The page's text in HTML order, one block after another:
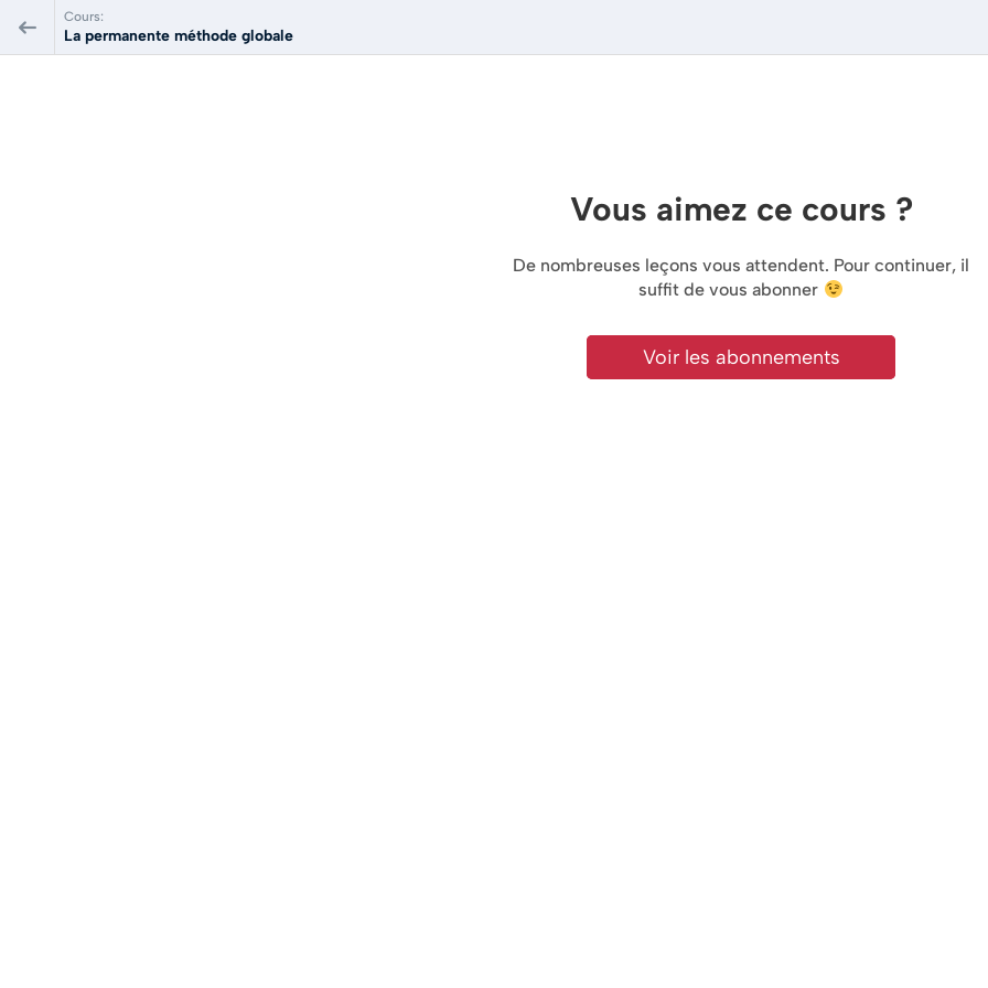
Cours:
La permanente méthode globale
Vous aimez ce cours ?
De nombreuses leçons vous attendent. Pour continuer, il
suffit de vous abonner
Voir les abonnements